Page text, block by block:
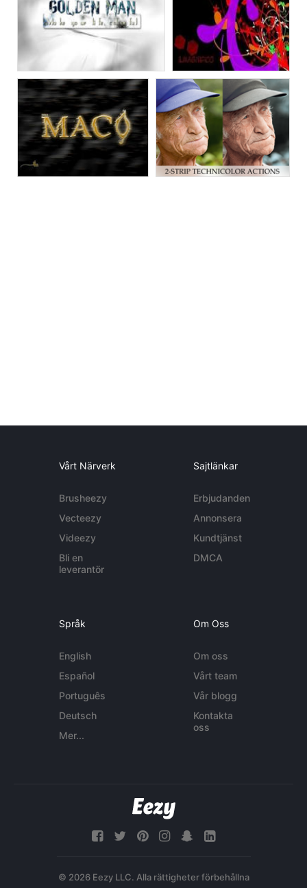
Vårt Närverk
Brusheezy
Vecteezy
Videezy
Bli en
leverantör
Sajtlänkar
Erbjudanden
Annonsera
Kundtjänst
DMCA
Språk
English
Español
Português
Deutsch
Mer...
Om Oss
Om oss
Vårt team
Vår blogg
Kontakta
oss
© 2026 Eezy LLC. Alla rättigheter förbehållna